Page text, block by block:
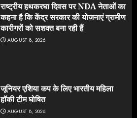
राष्ट्रीय हथकरघा दिवस पर NDA नेताओं का
कहना है कि केंद्र सरकार की योजनाएं ग्रामीण
कारीगरों को सशक्त बना रही हैं
AUGUST 8, 2026
जूनियर एशिया कप के लिए भारतीय महिला
हॉकी टीम घोषित
AUGUST 8, 2026